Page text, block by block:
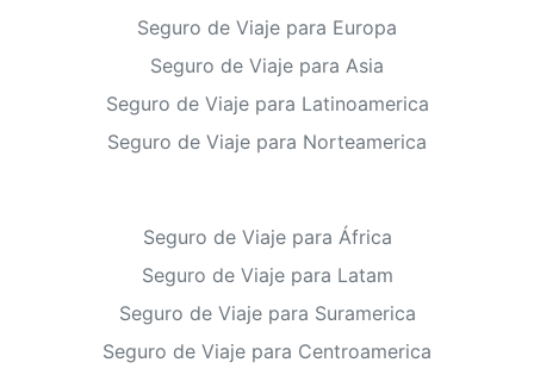
Seguro de Viaje para Europa
Seguro de Viaje para Asia
Seguro de Viaje para Latinoamerica
Seguro de Viaje para Norteamerica
Seguro de Viaje para África
Seguro de Viaje para Latam
Seguro de Viaje para Suramerica
Seguro de Viaje para Centroamerica